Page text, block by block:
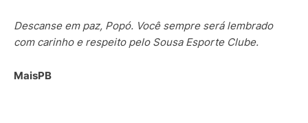
Descanse em paz, Popó. Você sempre será lembrado
com carinho e respeito pelo Sousa Esporte Clube.
MaisPB